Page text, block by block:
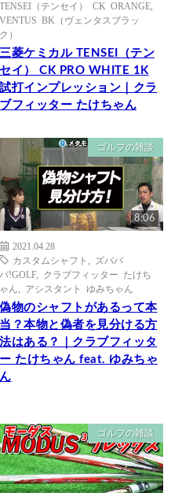
TENSEI（テンセイ） CK ORANGE
VENTUS BK（ヴェンタスブラッ
ク）
三菱ケミカル TENSEI（テン
セイ） CK PRO WHITE 1K
試打インプレッション｜クラ
ブフィッター たけちゃん
ゴルフの雑談
8:06
2021.04.28
カスタムシャフト
ズババ
バ!GOLF, クラブフィッター たけち
ゃん
アシスタント ゆみちゃん
偽物のシャフトがあるって本
当？本物と偽者を見分ける方
法はある？｜クラブフィッタ
ー たけちゃん feat. ゆみちゃ
ん
ゴルフの雑談